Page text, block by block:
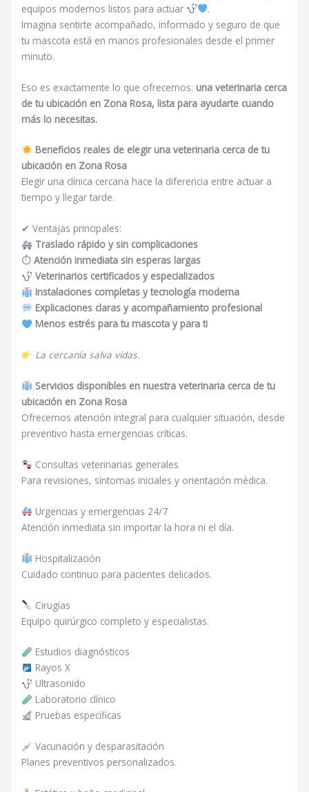
equipos modernos listos para actuar
.
Imagina sentirte acompañado, informado y seguro de que
tu mascota está en manos profesionales desde el primer
minuto.
Eso es exactamente lo que ofrecemos: una veterinaria cerca
de tu ubicación en Zona Rosa, lista para ayudarte cuando
más lo necesitas.
Beneficios reales de elegir una veterinaria cerca de tu
ubicación en Zona Rosa
Elegir una clínica cercana hace la diferencia entre actuar a
tiempo y llegar tarde.
✔ Ventajas principales:
Traslado rápido y sin complicaciones
⏱Atención inmediata sin esperas largas
Veterinarios certificados y especializados
Instalaciones completas y tecnología moderna
Explicaciones claras y acompañamiento profesional
Menos estrés para tu mascota y para ti
La cercanía salva vidas.
Servicios disponibles en nuestra veterinaria cerca de tu
ubicación en Zona Rosa
Ofrecemos atención integral para cualquier situación, desde
preventivo hasta emergencias críticas.
Consultas veterinarias generales
Para revisiones, síntomas iniciales y orientación médica.
Urgencias y emergencias 24/7
Atención inmediata sin importar la hora ni el día.
Hospitalización
Cuidado continuo para pacientes delicados.
Cirugías
Equipo quirúrgico completo y especialistas.
Estudios diagnósticos
Rayos X
Ultrasonido
Laboratorio clínico
Pruebas específicas
Vacunación y desparasitación
Planes preventivos personalizados.